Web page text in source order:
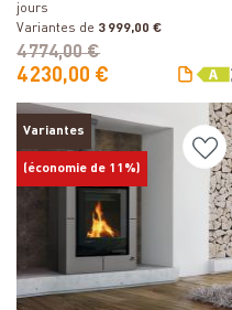
jours
Variantes de 3 999,00 €
4 230,00 €
4 774,00 €
Variantes
(économie de 11%)